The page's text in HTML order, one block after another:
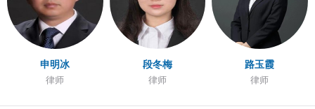
申明冰
律师
段冬梅
律师
路玉霞
律师